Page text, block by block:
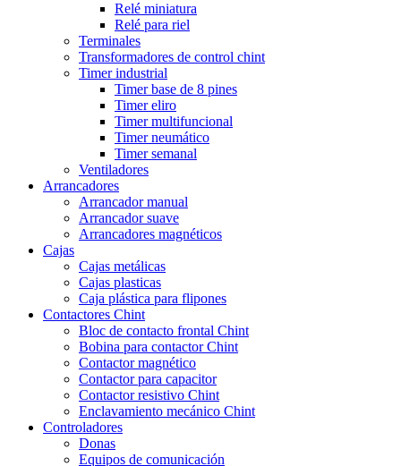
Relé miniatura
Relé para riel
Terminales
Transformadores de control chint
Timer industrial
Timer base de 8 pines
Timer eliro
Timer multifuncional
Timer neumático
Timer semanal
Ventiladores
Arrancadores
Arrancador manual
Arrancador suave
Arrancadores magnéticos
Cajas
Cajas metálicas
Cajas plasticas
Caja plástica para flipones
Contactores Chint
Bloc de contacto frontal Chint
Bobina para contactor Chint
Contactor magnético
Contactor para capacitor
Contactor resistivo Chint
Enclavamiento mecánico Chint
Controladores
Donas
Equipos de comunicación